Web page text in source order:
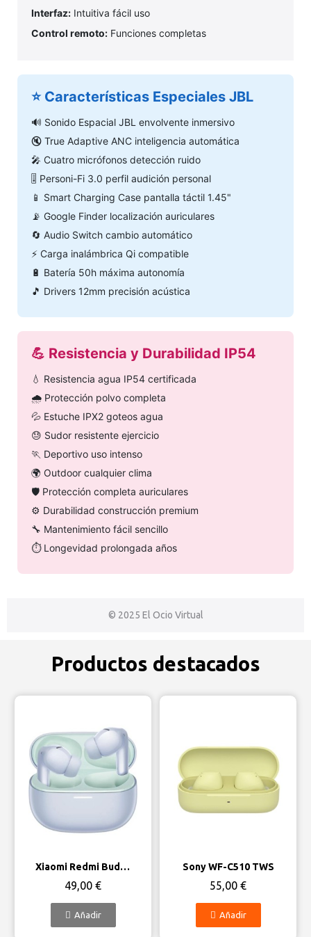
Interfaz: Intuitiva fácil uso
Control remoto: Funciones completas
⭐ Características Especiales JBL
🔊 Sonido Espacial JBL envolvente inmersivo
🔇 True Adaptive ANC inteligencia automática
🎤 Cuatro micrófonos detección ruido
🎚️ Personi-Fi 3.0 perfil audición personal
📱 Smart Charging Case pantalla táctil 1.45"
📡 Google Finder localización auriculares
🔄 Audio Switch cambio automático
⚡ Carga inalámbrica Qi compatible
🔋 Batería 50h máxima autonomía
🎵 Drivers 12mm precisión acústica
💪 Resistencia y Durabilidad IP54
💧 Resistencia agua IP54 certificada
🌧️ Protección polvo completa
💦 Estuche IPX2 goteos agua
😓 Sudor resistente ejercicio
🏃 Deportivo uso intenso
🌍 Outdoor cualquier clima
🛡️ Protección completa auriculares
⚙️ Durabilidad construcción premium
🔧 Mantenimiento fácil sencillo
⏱️ Longevidad prolongada años
© 2025 El Ocio Virtual
Productos destacados
Vista rápida Xiaomi Redmi Buds 5 Pro con cancelación de ruido
49,00 €
Añadir
Vista rápida
Sony WF-C510 TWS
55,00 €
Añadir